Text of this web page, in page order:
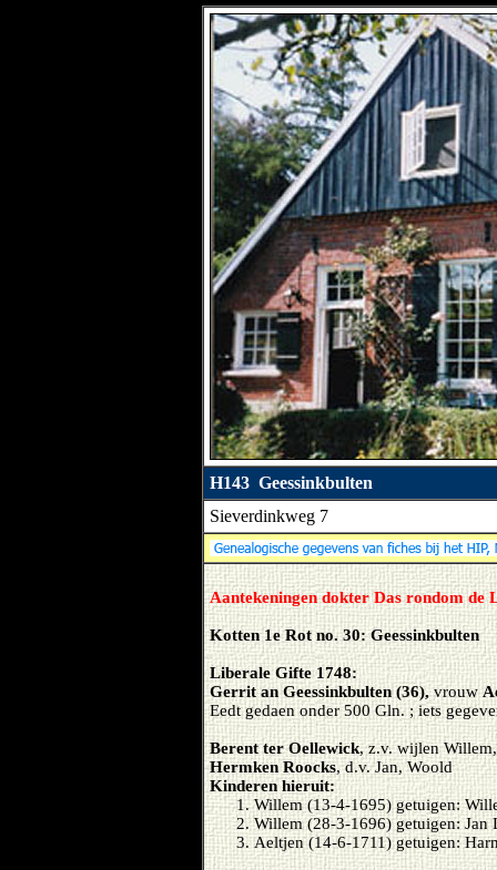
H143 Geessinkbulten
Sieverdinkweg 7
Aantekeningen dokter Das rondom de
Kotten 1e Rot no. 30: Geessinkbulten
Liberale Gifte 1748:
Gerrit an Geessinkbulten (36),vrouw
Eedt gedaen onder 500 Gln. ; iets
Berent ter Oellewick, z.v. wijlen
Hermken Roocks, d.v. Jan, Woold
Kinderen hieruit:
Willem (13-4-1695) getuigen:
Willem (28-3-1696) getuigen: Jan
Aeltjen (14-6-1711) getuigen: